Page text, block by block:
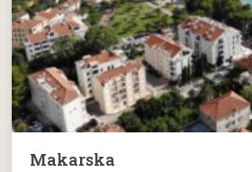
Makarska